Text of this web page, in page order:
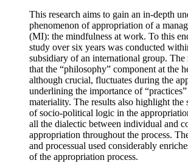
This research aims to gain an in-depth
phenomenon of appropriation of a
(MI): the mindfulness at work. To this
study over six years was conducted
subsidiary of an international group.
that the “philosophy” component at the
although crucial, fluctuates during the
underlining the importance of
materiality. The results also highlight
of socio-political logic in the
all the dialectic between individual and
appropriation throughout the process.
and processual used considerably
of the appropriation process.